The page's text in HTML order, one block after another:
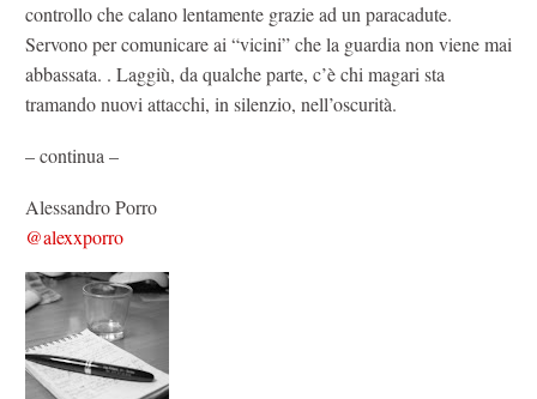
controllo che calano lentamente grazie ad un paracadute.
Servono per comunicare ai “vicini” che la guardia non viene mai
abbassata. . Laggiù, da qualche parte, c’è chi magari sta
tramando nuovi attacchi, in silenzio, nell’oscurità.
– continua –
Alessandro Porro
@alexxporro